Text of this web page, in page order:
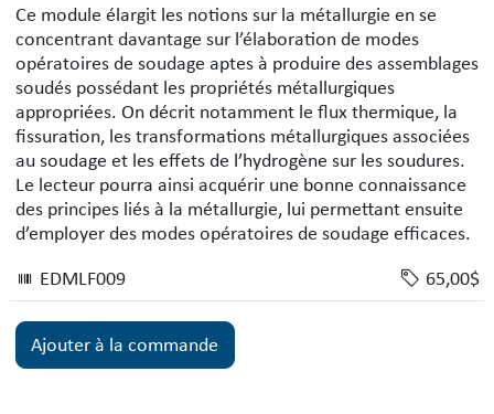
Ce module élargit les notions sur la métallurgie en se
concentrant davantage sur l’élaboration de modes
opératoires de soudage aptes à produire des assemblages
soudés possédant les propriétés métallurgiques
appropriées. On décrit notamment le flux thermique, la
fissuration, les transformations métallurgiques associées
au soudage et les effets de l’hydrogène sur les soudures.
Le lecteur pourra ainsi acquérir une bonne connaissance
des principes liés à la métallurgie, lui permettant ensuite
d’employer des modes opératoires de soudage efficaces.
EDMLF009
65,00$
Ajouter à la commande